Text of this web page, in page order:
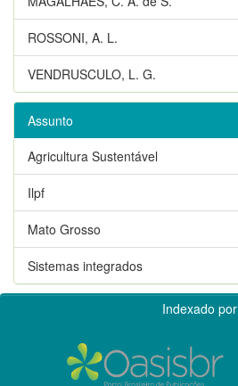
ROSSONI, A. L.
VENDRUSCULO, L. G.
Assunto
Agricultura Sustentável
Ilpf
Mato Grosso
Sistemas integrados
Indexado por